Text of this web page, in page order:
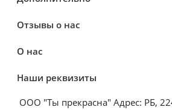
Отзывы о нас
О нас
Наши реквизиты
ООО "Ты прекрасна" Адрес: РБ,